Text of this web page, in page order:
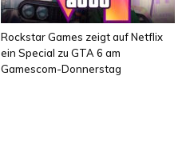
Rockstar Games zeigt auf Netflix
ein Special zu GTA 6 am
Gamescom-Donnerstag